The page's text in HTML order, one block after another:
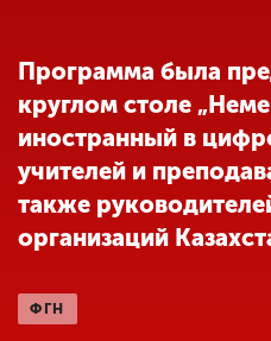
Студенческая жизнь
Сведения об
образовательной
Программа была
круглом столе
иностранный в
учителей и
также
организаций
ФГН